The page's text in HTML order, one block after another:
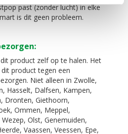
past (zonder lucht) in elke
is dit geen probleem.
product zelf op te halen. Het
product tegen een
Niet alleen in Zwolle,
Hasselt, Dalfsen, Kampen,
Dronten, Giethoorn,
Ommen, Meppel,
Olst, Genemuiden,
Vaassen, Veessen, Epe,